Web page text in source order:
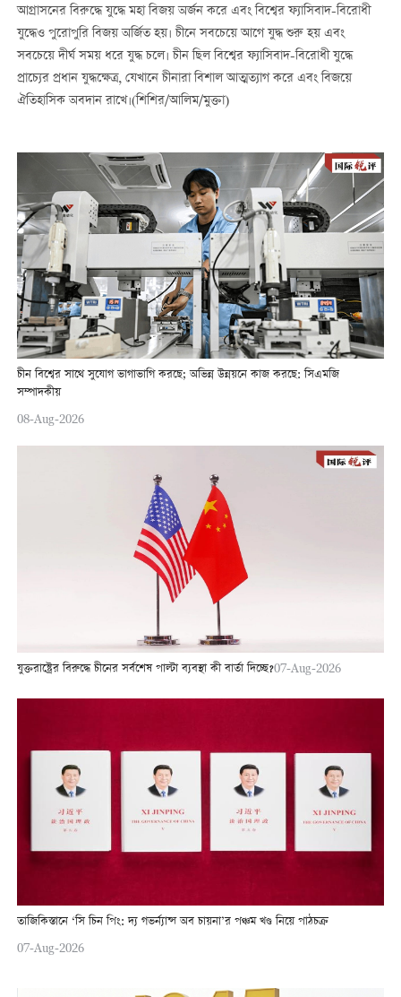
আগ্রাসনের বিরুদ্ধে যুদ্ধে মহা বিজয় অর্জন করে এবং বিশ্বের ফ্যাসিবাদ-বিরোধী
যুদ্ধেও পুরোপুরি বিজয় অর্জিত হয়। চীনে সবচেয়ে আগে যুদ্ধ শুরু হয় এবং
সবচেয়ে দীর্ঘ সময় ধরে যুদ্ধ চলে। চীন ছিল বিশ্বের ফ্যাসিবাদ-বিরোধী যুদ্ধে
প্রাচ্যেরপ্রধান যুদ্ধক্ষেত্র, যেখানে চীনারা বিশাল আত্মত্যাগ করে এবং বিজয়ে
ঐতিহাসিক অবদান রাখে।(শিশির/আলিম/মুক্তা)
চীন বিশ্বের সাথে সুযোগ ভাগাভাগি করছে; অভিন্ন উন্নয়নে কাজ করছে: সিএমজি
সম্পাদকীয়
08-Aug-2026
যুক্তরাষ্ট্রের বিরুদ্ধে চীনের সর্বশেষ পাল্টা ব্যবস্থা কী বার্তা দিচ্ছে?07-Aug-2026
তাজিকিস্তানে ‘সি চিন পিং: দ্য গভর্ন্যান্স অব চায়না’র পঞ্চম খণ্ড নিয়ে পাঠচক্র
07-Aug-2026